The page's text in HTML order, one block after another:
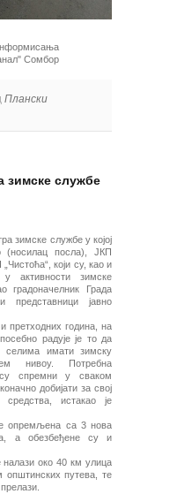
Сомбор
Плански
зимске службе
зимске службе у којој
(носилац посла), ЈКП
који су, као и
активности зимске
градоначелник Града
представници јавно
претходних година, на
радује је то да
имати зимску
нивоу. Потребна
спремни у сваком
добијати за свој
истакао је
опремљена са 3 нова
а обезбеђене су и
око 40 км улица
општинских путева, те